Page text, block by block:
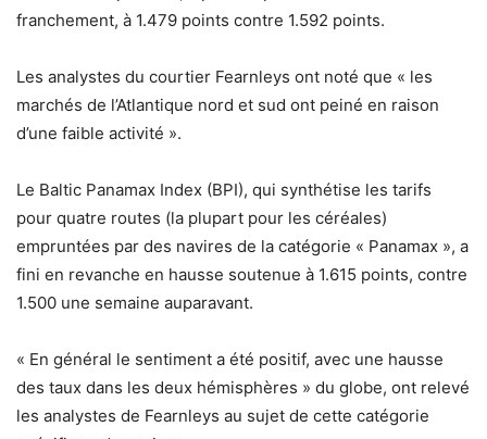
franchement, à 1.479 points contre 1.592 points.
Les analystes du courtier Fearnleys ont noté que « les
marchés de l’Atlantique nord et sud ont peiné en raison
d’une faible activité ».
Le Baltic Panamax Index (BPI), qui synthétise les tarifs
pour quatre routes (la plupart pour les céréales)
empruntées par des navires de la catégorie « Panamax », a
fini en revanche en hausse soutenue à 1.615 points, contre
1.500 une semaine auparavant.
« En général le sentiment a été positif, avec une hausse
des taux dans les deux hémisphères » du globe, ont relevé
les analystes de Fearnleys au sujet de cette catégorie